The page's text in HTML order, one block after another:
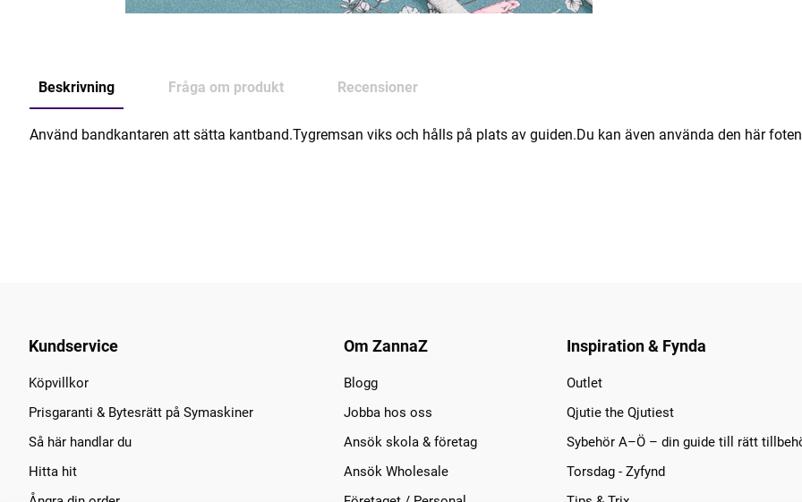
Beskrivning Fråga om produkt Recensioner
Använd bandkantaren att sätta kantband.Tygremsan viks och hålls på plats av guiden.Du kan även använda den här
Kundservice
Köpvillkor
Prisgaranti & Bytesrätt på Symaskiner
Så här handlar du
Hitta hit
Om ZannaZ
Blogg
Jobba hos oss
Ansök skola & företag
Ansök Wholesale
Inspiration & Fynda
Outlet
Qjutie the Qjutiest
Sybehör A–Ö – din guide till rätt
Torsdag - Zyfynd